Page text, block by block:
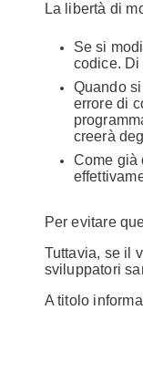
La libertà di
Se si
codice.
Quando
errore di
creerà
Come già
Per evitare
Tuttavia, se il
sviluppatori
A titolo